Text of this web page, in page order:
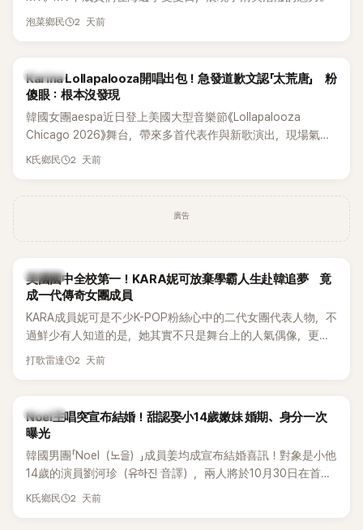
泡菜鄉民 2 天前
K-POP
Karina Lollapalooza開唱出包！急發道歉文認「太荒唐」 粉
傻眼：根本沒發現
韓國女團aespa近日登上美國大型音樂節《Lollapalooza
Chicago 2026》舞台，帶來多首代表作與新歌演出，現場氣氛
嗨翻。不過，成員Karina卻在演出後主動坦承，自己因為太緊
K氏鄉民 2 天前
廣告
K-POP
美國國中全校第一！KARA妮可放棄學霸人生赴韓追夢 竟
成一代傳奇女團成員
KARA成員妮可是不少K-POP粉絲心中的二代女團代表人物，不
過鮮少有人知道的是，她其實不只是舞台上的人氣偶像，更是
一名不折不扣的學霸。她日前在節目中透露，自己在美國就讀
打歌雷達 2 天前
K-POP
Noel主唱突宣布結婚！甜認娶小14歲嫩妹 婚期、身分一次
曝光
韓國男團「Noel（노을）」成員姜均成宣布結婚喜訊！對象是小他
14歲的演員劉河珍（유하진 音譯），兩人將於10月30日在首爾
低調舉辦婚禮，消息一出立刻引發關注。
K氏鄉民 2 天前